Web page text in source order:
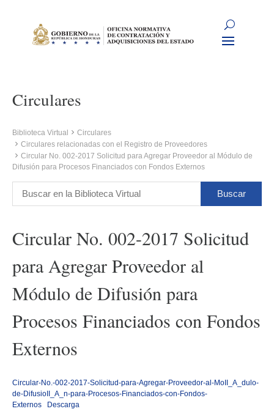
Circulares
Biblioteca Virtual
Circulares
Circulares relacionadas con el Registro de Proveedores
Circular No. 002-2017 Solicitud para Agregar Proveedor al Módulo de
Difusión para Procesos Financiados con Fondos Externos
Circular No. 002-2017 Solicitud
para Agregar Proveedor al
Módulo de Difusión para
Procesos Financiados con Fondos
Externos
Circular-No.-002-2017-Solicitud-para-Agregar-Proveedor-al-MoII_A_dulo-
de-DifusioII_A_n-para-Procesos-Financiados-con-Fondos-
Externos
Descarga